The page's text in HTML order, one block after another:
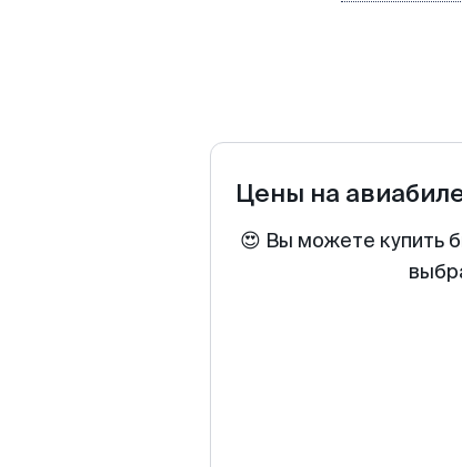
Цены на
😍 Вы можете купить